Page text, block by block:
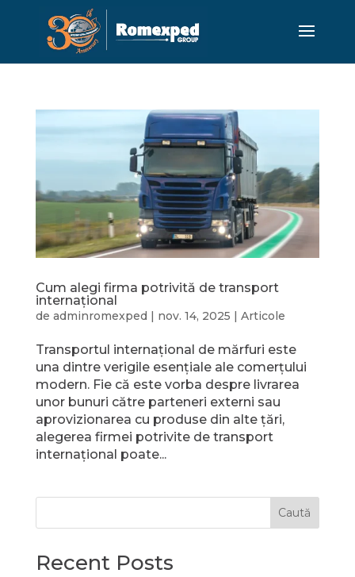
Cum alegi firma potrivită de transport
internațional
de adminromexped nov. 14, 2025 Articole
Transportul internațional de mărfuri este
una dintre verigile esențiale ale comerțului
modern. Fie că este vorba despre livrarea
unor bunuri către parteneri externi sau
aprovizionarea cu produse din alte țări,
alegerea firmei potrivite de transport
internațional poate...
Caută
Recent Posts